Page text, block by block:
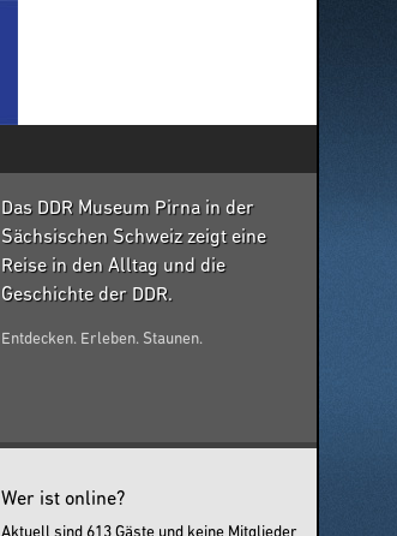
Das DDR Museum Pirna in der
Sächsischen Schweiz zeigt eine
Reise in den Alltag und die
Geschichte der DDR.
Entdecken. Erleben. Staunen.
Wer ist online?